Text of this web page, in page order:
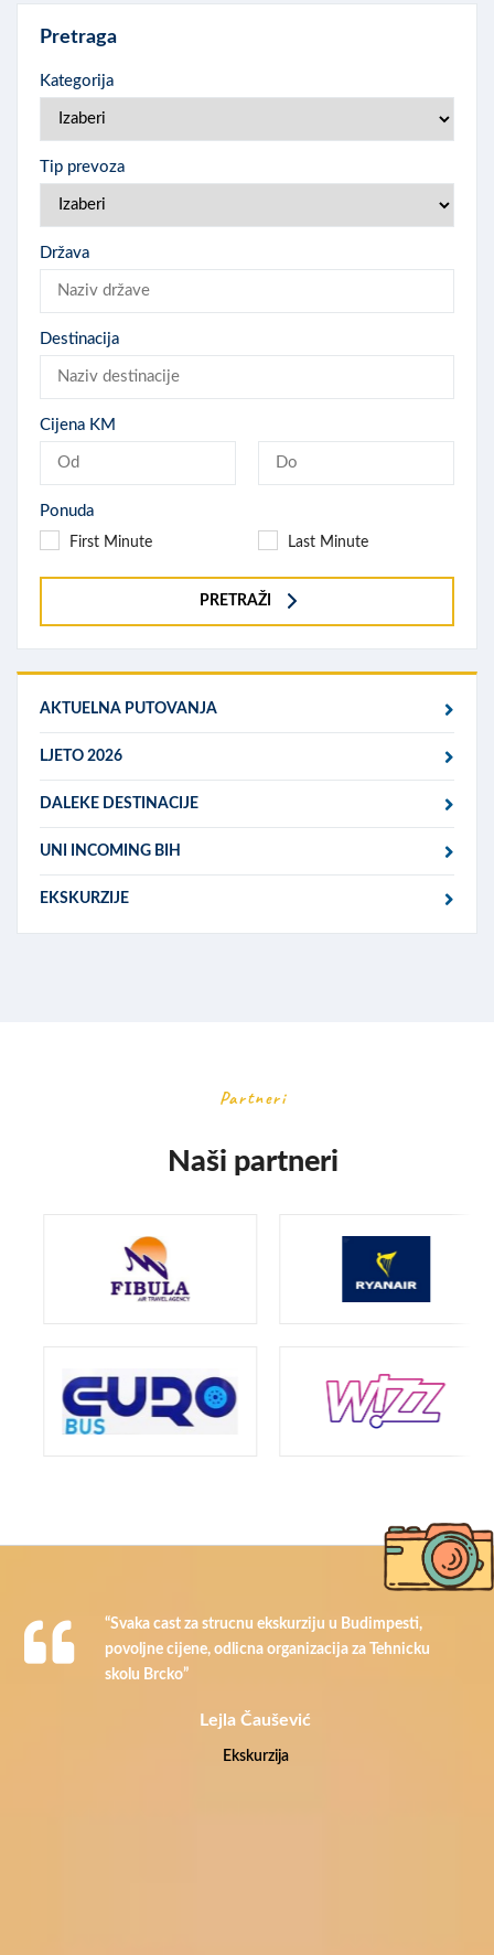
Pretraga
Kategorija
Tip prevoza
Država
Destinacija
Cijena KM
Ponuda
First Minute Last Minute
PRETRAŽI
AKTUELNA PUTOVANJA
LJETO 2026
DALEKE DESTINACIJE
UNI INCOMING BIH
EKSKURZIJE
Partneri
Naši partneri
“Svaka cast za strucnu ekskurziju u Budimpesti,
povoljne cijene, odlicna organizacija za Tehnicku
skolu Brcko”
Lejla Čaušević
Ekskurzija